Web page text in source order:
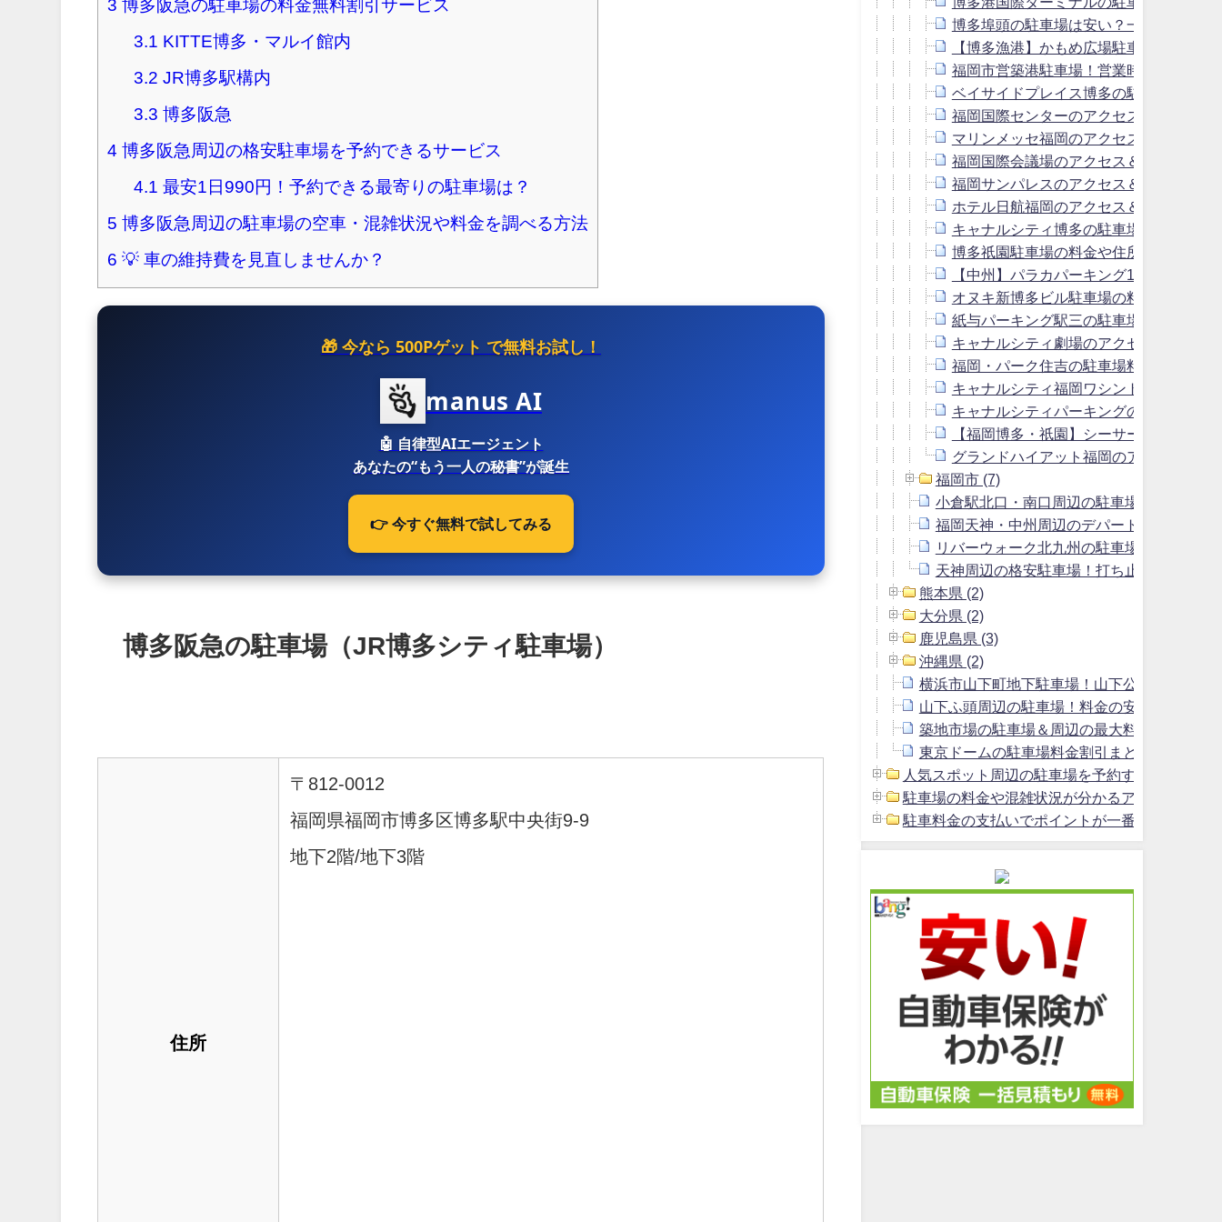
3 博多阪急の駐車場の料金無料割引サービス
3.1 KITTE博多・マルイ館内
3.2 JR博多駅構内
3.3 博多阪急
4 博多阪急周辺の格安駐車場を予約できるサービス
4.1 最安1日990円！予約できる最寄りの駐車場は？
5 博多阪急周辺の駐車場の空車・混雑状況や料金を調べる方法
6 💡 車の維持費を見直しませんか？
🎁 今なら 500Pゲット で無料お試し！
manus AI
🤖 自律型AIエージェント
あなたの“もう一人の秘書”が誕生
👉 今すぐ無料で試してみる
博多阪急の駐車場（JR博多シティ駐車場）
住所
〒812-0012
福岡県福岡市博多区博多駅中央街9-9
地下2階/地下3階
博多埠頭の駐車場は安い？一泊・連泊の
【博多漁港】かもめ広場駐車場！最大
福岡市営築港駐車場！営業時間・最大料
ベイサイドプレイス博多の駐車場！料金
福岡国際センターのアクセス＆駐車場！
マリンメッセ福岡のアクセス＆駐車場の
福岡国際会議場のアクセス＆駐車場！料
福岡サンパレスのアクセス＆駐車場の予
ホテル日航福岡のアクセス＆駐車場！料
キャナルシティ博多の駐車場は無料？周
博多祇園駐車場の料金や住所は？周辺の
【中州】パラカパーキング103の駐車場
オヌキ新博多ビル駐車場の料金は？キャ
紙与パーキング駅三の駐車場料金は？キ
キャナルシティ劇場のアクセス＆駐車場
福岡・パーク住吉の駐車場料金は？キャ
キャナルシティ福岡ワシントンホテルの
キャナルシティパーキングの駐車場料金
【福岡博多・祇園】シーサーパーキン
グランドハイアット福岡のアクセス＆駐
福岡市 (7)
小倉駅北口・南口周辺の駐車場！一泊料金
福岡天神・中州周辺のデパート・百貨店の
リバーウォーク北九州の駐車場＆周辺の料
天神周辺の格安駐車場！打ち止め料金900
熊本県 (2)
大分県 (2)
鹿児島県 (3)
沖縄県 (2)
横浜市山下町地下駐車場！山下公園駐車場よ
山下ふ頭周辺の駐車場！料金の安いおすすめ
築地市場の駐車場＆周辺の最大料金1800円以
東京ドームの駐車場料金割引まとめ＆周辺の
人気スポット周辺の駐車場を予約する方法 (2)
駐車場の料金や混雑状況が分かるアプリ (1)
駐車料金の支払いでポイントが一番貯まるクレ